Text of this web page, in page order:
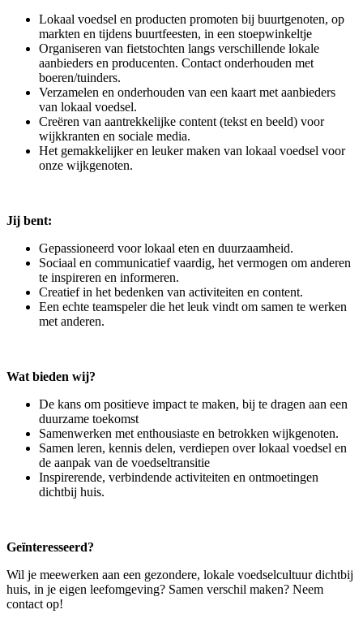
Lokaal voedsel en producten promoten bij buurtgenoten, op
markten en tijdens buurtfeesten, in een stoepwinkeltje
Organiseren van fietstochten langs verschillende lokale
aanbieders en producenten. Contact onderhouden met
boeren/tuinders.
Verzamelen en onderhouden van een kaart met aanbieders
van lokaal voedsel.
Creëren van aantrekkelijke content (tekst en beeld) voor
wijkkranten en sociale media.
Het gemakkelijker en leuker maken van lokaal voedsel voor
onze wijkgenoten.
Jij bent:
Gepassioneerd voor lokaal eten en duurzaamheid.
Sociaal en communicatief vaardig, het vermogen om anderen
te inspireren en informeren.
Creatief in het bedenken van activiteiten en content.
Een echte teamspeler die het leuk vindt om samen te werken
met anderen.
Wat bieden wij?
De kans om positieve impact te maken, bij te dragen aan een
duurzame toekomst
Samenwerken met enthousiaste en betrokken wijkgenoten.
Samen leren, kennis delen, verdiepen over lokaal voedsel en
de aanpak van de voedseltransitie
Inspirerende, verbindende activiteiten en ontmoetingen
dichtbij huis.
Geïnteresseerd?
Wil je meewerken aan een gezondere, lokale voedselcultuur dichtbij
huis, in je eigen leefomgeving? Samen verschil maken? Neem
contact op!